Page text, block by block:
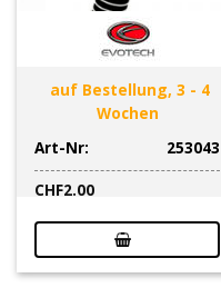
auf Bestellung, 3 - 4
Wochen
Art-Nr:
253043
CHF2.00